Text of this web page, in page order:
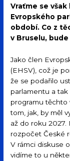
Vraťme se
Evropského
období. Co z
v Bruselu,
Jako člen
(EHSV), což je
že se podařilo
parlamentu a tak
programu těchto
tom, jak, by měl
až do roku 2027.
rozpočet České
V rámci diskuse
vidíme to u